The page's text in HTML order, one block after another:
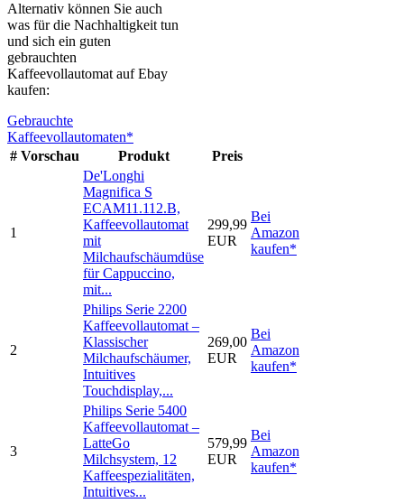
Alternativ können Sie auch
was für die Nachhaltigkeit tun
und sich ein guten
gebrauchten
Kaffeevollautomat auf Ebay
kaufen:
Gebrauchte
Kaffeevollautomaten*
# Vorschau Produkt Preis
1
De'Longhi
Magnifica S
ECAM11.112.B,
Kaffeevollautomat
mit
Milchaufschäumdüse
für Cappuccino,
mit...
299,99
EUR
Bei
Amazon
kaufen*
2
Philips Serie 2200
Kaffeevollautomat –
Klassischer
Milchaufschäumer,
Intuitives
Touchdisplay,...
269,00
EUR
Bei
Amazon
kaufen*
3
Philips Serie 5400
Kaffeevollautomat –
LatteGo
Milchsystem, 12
Kaffeespezialitäten,
Intuitives...
579,99
EUR
Bei
Amazon
kaufen*